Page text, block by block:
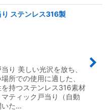
ステンレス316製
り 美しい光沢を放ち、
所での使用に適した、
持つステンレス316素材
ティック戸当り（自動
いた…